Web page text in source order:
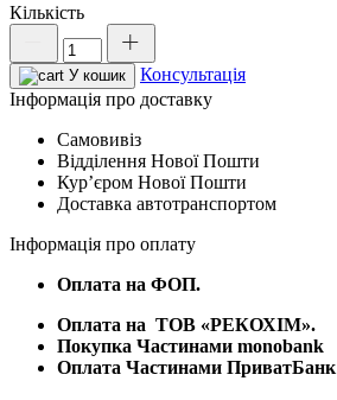
Кількість
Крапельна
стрічка
Ø
16
/
8
мil
(0,2мм)
30см
1,1
год
HIRRO
DRIP,
У кошик
Консультація
Інформація про доставку
Самовивіз
Відділення Нової Пошти
Курʼєром Нової Пошти
Доставка автотранспортом
Інформація про оплату
Оплата на ФОП.
Оплата на ТОВ «РЕКОХІМ».
Покупка Частинами monobank
Оплата Частинами ПриватБанк